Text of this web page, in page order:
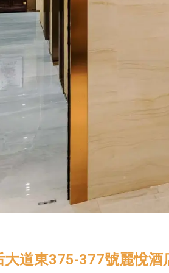
大道東375-377號麗悅酒